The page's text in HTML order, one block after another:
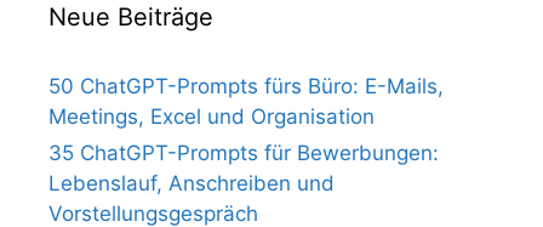
Neue Beiträge
50 ChatGPT-Prompts fürs Büro: E-Mails,
Meetings, Excel und Organisation
35 ChatGPT-Prompts für Bewerbungen:
Lebenslauf, Anschreiben und
Vorstellungsgespräch